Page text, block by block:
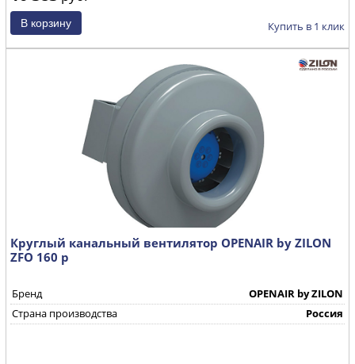
Купить в 1 клик
Круглый канальный вентилятор OPENAIR by ZILON
ZFO 160 р
Бренд
OPENAIR by ZILON
Страна производства
Россия